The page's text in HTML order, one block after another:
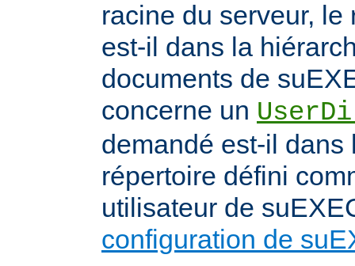
racine du serveur,
est-il dans la
documents de
concerne un
demandé est-il dans
répertoire défini
utilisateur de
configuration de